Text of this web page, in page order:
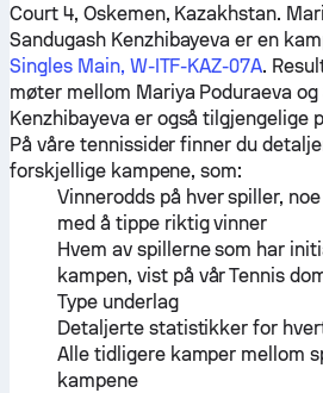
Court 4, Oskemen, Kazakhstan.
Sandugash Kenzhibayeva er en
Singles Main, W-ITF-KAZ-07A.
møter mellom Mariya Poduraeva og
Kenzhibayeva er også tilgjengelige
På våre tennissider finner du
forskjellige kampene, som:
Vinnerodds på hver spiller,
med å tippe riktig vinner
Hvem av spillerne som har
kampen, vist på vår Tennis
Type underlag
Detaljerte statistikker for
Alle tidligere kamper mellom
kampene